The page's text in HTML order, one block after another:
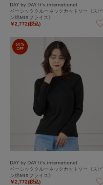
DAY by DAY It's international
ベーシッククルーネックカットソー《スビ
ン綿MIXフライス》
￥2,772(税込)
60%
OFF
DAY by DAY It's international
ベーシッククルーネックカットソー《スビ
ン綿MIXフライス》
￥2,772(税込)